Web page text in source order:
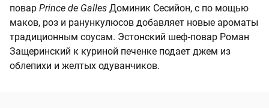
повар Prince de Galles Доминик Сесийон, с по мощью
маков, роз и ранункулюсов добавляет новые ароматы
традиционным соусам. Эстонский шеф-повар Роман
Защеринский к куриной печенке подает джем из
облепихи и желтых одуванчиков.